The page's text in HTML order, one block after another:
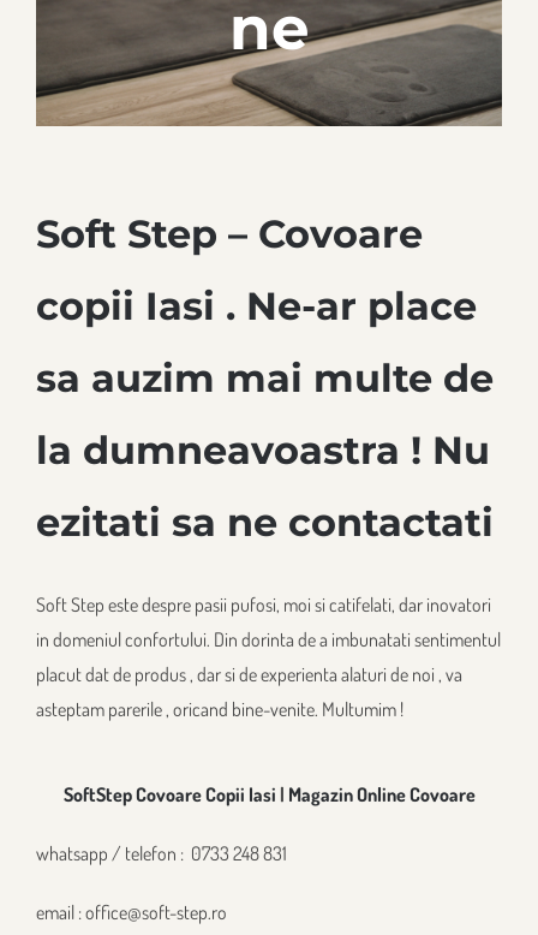
ne
Soft Step – Covoare
copii Iasi . Ne-ar place
sa auzim mai multe de
la dumneavoastra ! Nu
ezitati sa ne contactati
Soft Step este despre pasii pufosi, moi si catifelati, dar inovatori
in domeniul confortului. Din dorinta de a imbunatati sentimentul
placut dat de produs , dar si de experienta alaturi de noi , va
asteptam parerile , oricand bine-venite. Multumim !
SoftStep Covoare Copii Iasi | Magazin Online Covoare
whatsapp / telefon : 0733 248 831
email : office@soft-step.ro